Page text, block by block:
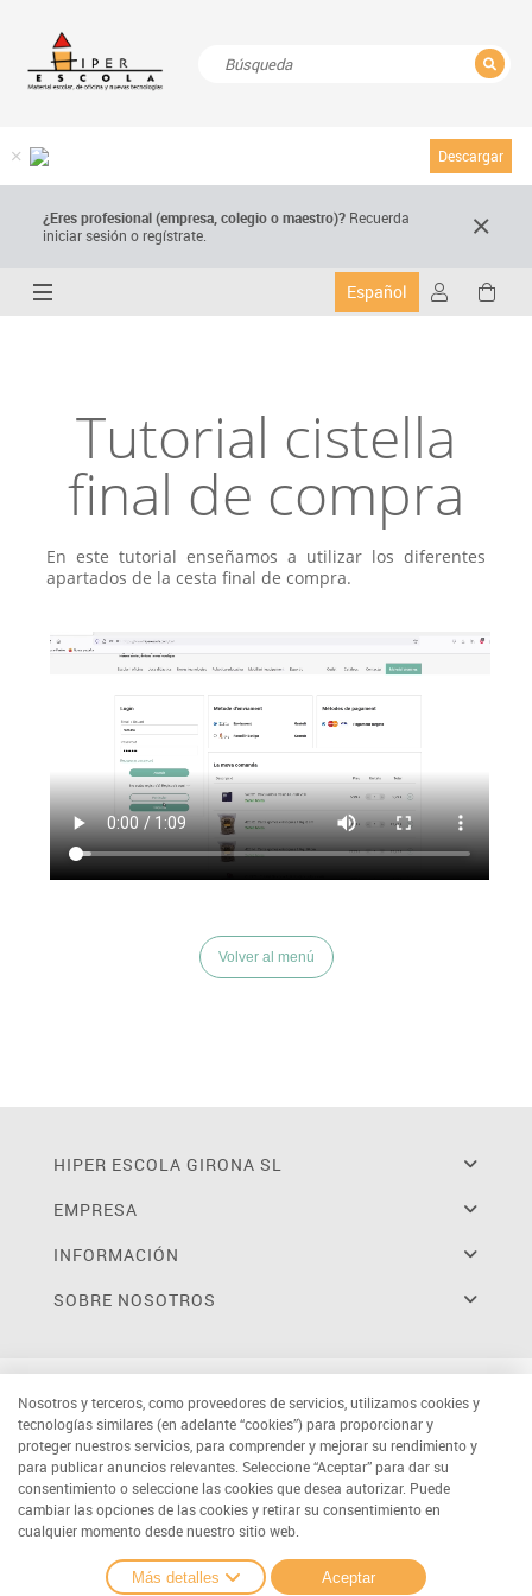
Descargar
¿Eres profesional (empresa, colegio o maestro)? Recuerda
iniciar sesión o regístrate.
Español
Tutorial cistella
final de compra
En este tutorial enseñamos a utilizar los diferentes
apartados de la cesta final de compra.
Volver al menú
HIPER ESCOLA GIRONA SL
EMPRESA
INFORMACIÓN
SOBRE NOSOTROS
Nosotros y terceros, como proveedores de servicios, utilizamos cookies y
tecnologías similares (en adelante “cookies”) para proporcionar y
proteger nuestros servicios, para comprender y mejorar su rendimiento y
para publicar anuncios relevantes. Seleccione “Aceptar” para dar su
consentimiento o seleccione las cookies que desea autorizar. Puede
cambiar las opciones de las cookies y retirar su consentimiento en
cualquier momento desde nuestro sitio web.
Más detalles Aceptar